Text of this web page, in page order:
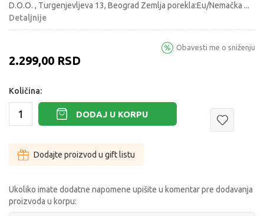
D.O.O. , Turgenjevljeva 13, Beograd Zemlja porekla:Eu/Nemačka ...
Detaljnije
2.299,00 RSD
Obavesti me o sniženju
Količina:
DODAJ U KORPU
Dodajte proizvod u gift listu
Ukoliko imate dodatne napomene upišite u komentar pre dodavanja
proizvoda u korpu: